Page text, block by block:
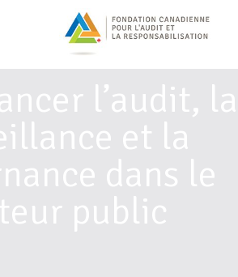
l’audit, la
et la
dans le
public